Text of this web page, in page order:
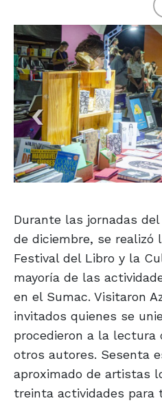
Durante las jornadas
de diciembre, se realizó
Festival del Libro y la
mayoría de las
en el Sumac. Visitaron
invitados quienes se
procedieron a la lectura
otros autores. Sesenta
aproximado de artistas
treinta actividades para